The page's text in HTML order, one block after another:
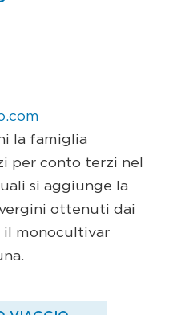
la famiglia
per conto terzi nel
si aggiunge la
ottenuti dai
il monocultivar